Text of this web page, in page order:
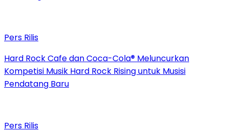
Pers Rilis
Hard Rock Cafe dan Coca-Cola® Meluncurkan
Kompetisi Musik Hard Rock Rising untuk Musisi
Pendatang Baru
Pers Rilis